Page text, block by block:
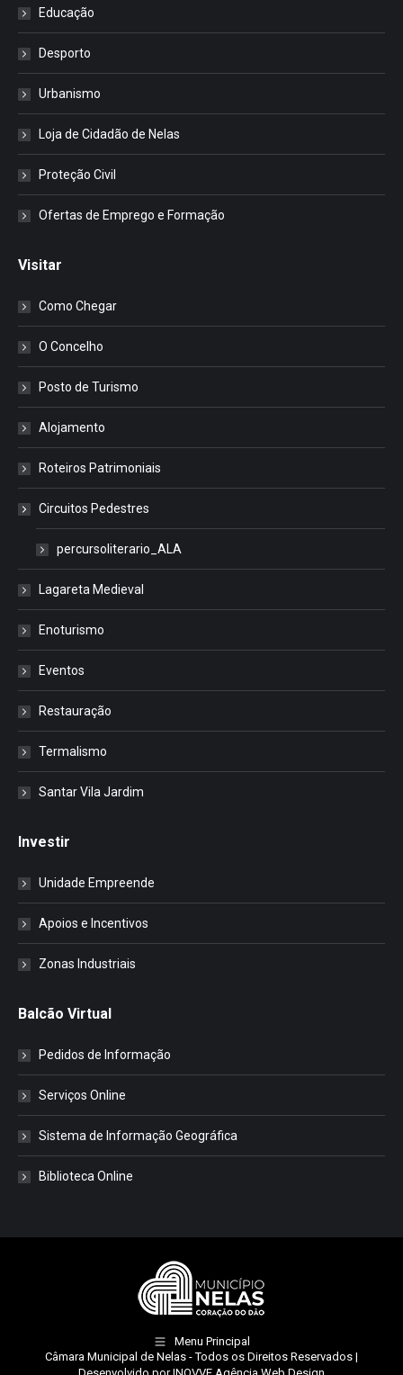
Educação
Desporto
Urbanismo
Loja de Cidadão de Nelas
Proteção Civil
Ofertas de Emprego e Formação
Visitar
Como Chegar
O Concelho
Posto de Turismo
Alojamento
Roteiros Patrimoniais
Circuitos Pedestres
percursoliterario_ALA
Lagareta Medieval
Enoturismo
Eventos
Restauração
Termalismo
Santar Vila Jardim
Investir
Unidade Empreende
Apoios e Incentivos
Zonas Industriais
Balcão Virtual
Pedidos de Informação
Serviços Online
Sistema de Informação Geográfica
Biblioteca Online
Menu Principal
Câmara Municipal de Nelas - Todos os Direitos Reservados |